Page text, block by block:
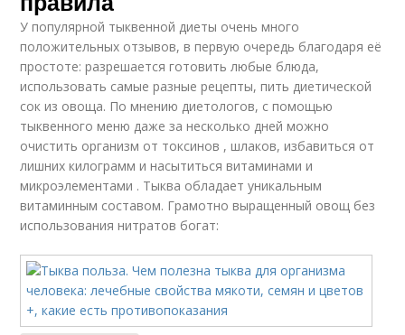
У популярной тыквенной диеты очень много
положительных отзывов, в первую очередь благодаря её
простоте: разрешается готовить любые блюда,
использовать самые разные рецепты, пить диетической
сок из овоща. По мнению диетологов, с помощью
тыквенного меню даже за несколько дней можно
очистить организм от токсинов , шлаков, избавиться от
лишних килограмм и насытиться витаминами и
микроэлементами . Тыква обладает уникальным
витаминным составом. Грамотно выращенный овощ без
использования нитратов богат: